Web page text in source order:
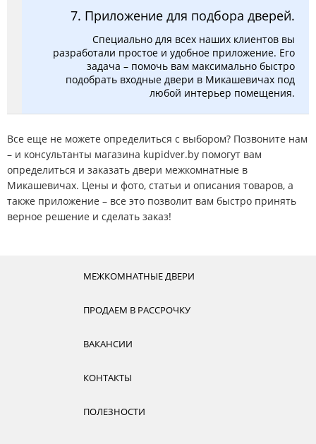
7. Приложение для подбора дверей.
Специально для всех наших клиентов вы
разработали простое и удобное приложение. Его
задача – помочь вам максимально быстро
подобрать входные двери в Микашевичах под
любой интерьер помещения.
Все еще не можете определиться с выбором? Позвоните нам
– и консультанты магазина kupidver.by помогут вам
определиться и заказать двери межкомнатные в
Микашевичах. Цены и фото, статьи и описания товаров, а
также приложение – все это позволит вам быстро принять
верное решение и сделать заказ!
МЕЖКОМНАТНЫЕ ДВЕРИ
ПРОДАЕМ В РАССРОЧКУ
ВАКАНСИИ
КОНТАКТЫ
ПОЛЕЗНОСТИ